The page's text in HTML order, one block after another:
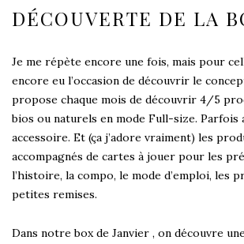
DÉCOUVERTE DE LA
Je me répète encore une fois, mais pour
encore eu l’occasion de découvrir le
propose chaque mois de découvrir 4/5
bios ou naturels en mode Full-size. Parfois
accessoire. Et (ça j’adore vraiment) les
accompagnés de cartes à jouer pour les
l’histoire, la compo, le mode d’emploi, les
petites remises.
Dans notre box de Janvier , on découvre